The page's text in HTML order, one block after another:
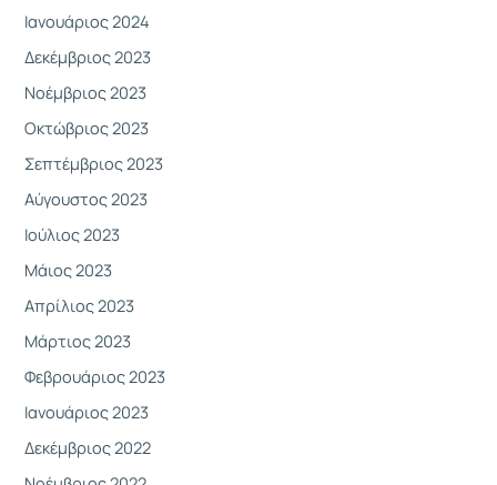
Ιανουάριος 2024
Δεκέμβριος 2023
Νοέμβριος 2023
Οκτώβριος 2023
Σεπτέμβριος 2023
Αύγουστος 2023
Ιούλιος 2023
Μάιος 2023
Απρίλιος 2023
Μάρτιος 2023
Φεβρουάριος 2023
Ιανουάριος 2023
Δεκέμβριος 2022